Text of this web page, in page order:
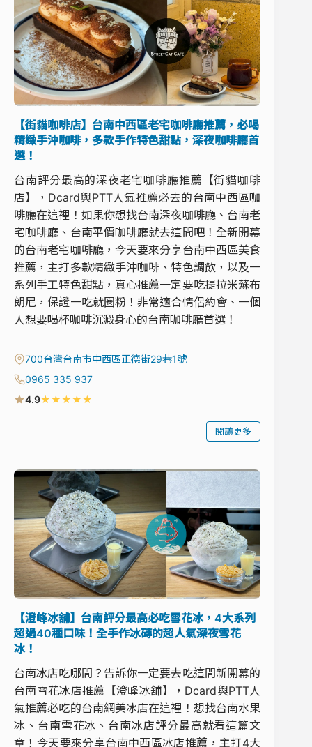
【街貓咖啡店】台南中西區老宅咖啡廳推薦，必喝
精緻手沖咖啡，多款手作特色甜點，深夜咖啡廳首
選！
台南評分最高的深夜老宅咖啡廳推薦【街貓咖啡
店】，Dcard與PTT人氣推薦必去的台南中西區咖
啡廳在這裡！如果你想找台南深夜咖啡廳、台南老
宅咖啡廳、台南平價咖啡廳就去這間吧！全新開幕
的台南老宅咖啡廳，今天要來分享台南中西區美食
推薦，主打多款精緻手沖咖啡、特色調飲，以及一
系列手工特色甜點，真心推薦一定要吃提拉米蘇布
朗尼，保證一吃就圈粉！非常適合情侶約會、一個
人想要喝杯咖啡沉澱身心的台南咖啡廳首選！
700台灣台南市中西區正德街29巷1號
0965 335 937
4.9★★★★★
閱讀更多
【澄峰冰舖】台南評分最高必吃雪花冰，4大系列
超過40種口味！全手作冰磚的超人氣深夜雪花
冰！
台南冰店吃哪間？告訴你一定要去吃這間新開幕的
台南雪花冰店推薦【澄峰冰舖】，Dcard與PTT人
氣推薦必吃的台南網美冰店在這裡！想找台南水果
冰、台南雪花冰、台南冰店評分最高就看這篇文
章！今天要來分享台南中西區冰店推薦，主打4大